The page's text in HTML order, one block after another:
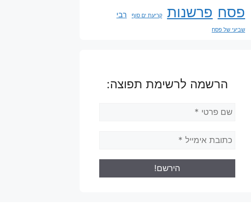
פסח פרשנות קריעת ים סוף רבי
שביעי של פסח
הרשמה לרשימת תפוצה: